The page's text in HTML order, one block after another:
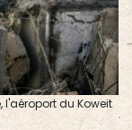
l'aéroport du Koweit